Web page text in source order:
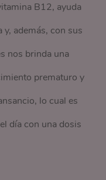
B12, ayuda
además, con sus
nos brinda una
prematuro y
lo cual es
día con una dosis